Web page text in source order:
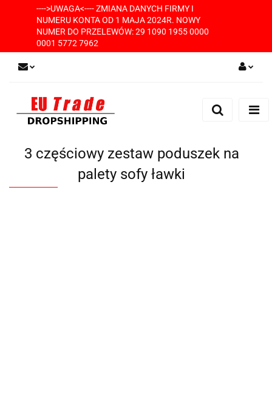
---->UWAGA<---- ZMIANA DANYCH FIRMY I
NUMERU KONTA OD 1 MAJA 2024R. NOWY
NUMER DO PRZELEWÓW: 29 1090 1955 0000
0001 5772 7962
Zarejestruj się
3 częściowy zestaw poduszek na
palety sofy ławki